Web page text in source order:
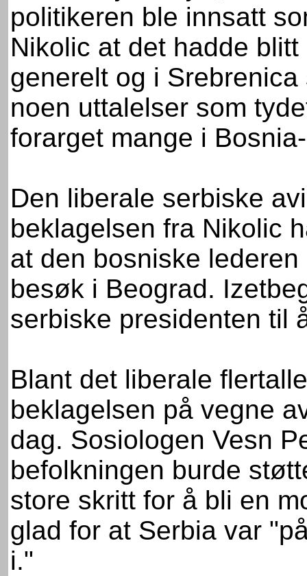
politikeren ble innsatt
Nikolic at det hadde
generelt og i
noen uttalelser som
forarget mange i
Den liberale serbiske
beklagelsen fra Nikolic
at den bosniske
besøk i Beograd.
serbiske presidenten til
Blant det liberale
beklagelsen på vegne
dag. Sosiologen Vesn
befolkningen burde
store skritt for å bli en
glad for at Serbia var
i."